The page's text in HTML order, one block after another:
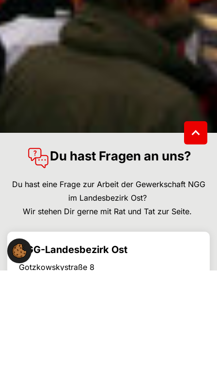
Du hast Fragen an uns?
Du hast eine Frage zur Arbeit der Gewerkschaft NGG
im Landesbezirk Ost?
Wir stehen Dir gerne mit Rat und Tat zur Seite.
NGG-Landesbezirk Ost
Gotzkowskystraße 8